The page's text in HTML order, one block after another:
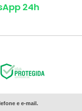
24h
e e-mail.